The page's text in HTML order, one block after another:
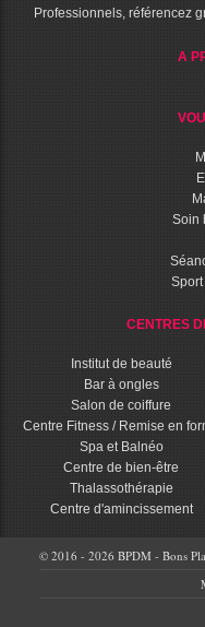
Professionnels, référencez
A
Soin
CENTRES
Institut de beauté
Bar à ongles
Salon de coiffure
Centre Fitness / Remise en
Spa et Balnéo
Centre de bien-être
Thalassothérapie
Centre d'amincissement
© 2016 - 2026 BPDM - Bons